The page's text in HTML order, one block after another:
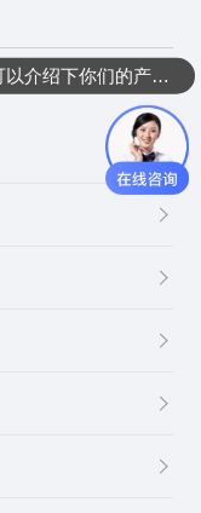
》。
可以介绍下你们的产品么